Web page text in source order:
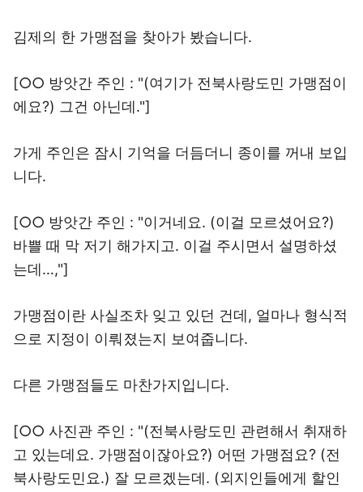
김제의 한 가맹점을 찾아가 봤습니다.
[○○ 방앗간 주인 : "(여기가 전북사랑도민 가맹점이
에요?) 그건 아닌데."]
가게 주인은 잠시 기억을 더듬더니 종이를 꺼내 보입
니다.
[○○ 방앗간 주인 : "이거네요. (이걸 모르셨어요?)
바쁠 때 막 저기 해가지고. 이걸 주시면서 설명하셨
는데…,"]
가맹점이란 사실조차 잊고 있던 건데, 얼마나 형식적
으로 지정이 이뤄졌는지 보여줍니다.
다른 가맹점들도 마찬가지입니다.
[○○ 사진관 주인 : "(전북사랑도민 관련해서 취재하
고 있는데요. 가맹점이잖아요?) 어떤 가맹점요? (전
북사랑도민요.) 잘 모르겠는데. (외지인들에게 할인